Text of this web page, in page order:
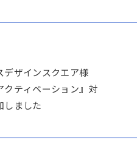
デザインスクエア様
クティベーション』対
しました